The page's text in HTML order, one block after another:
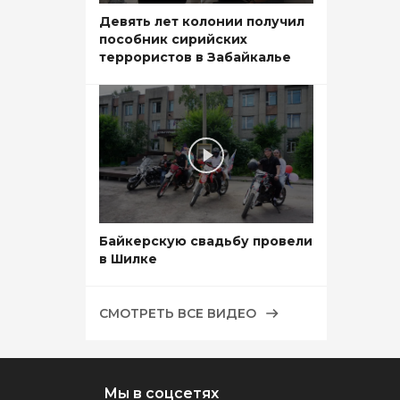
Девять лет колонии получил
пособник сирийских
террористов в Забайкалье
Байкерскую свадьбу провели
в Шилке
СМОТРЕТЬ ВСЕ ВИДЕО
Мы в соцсетях